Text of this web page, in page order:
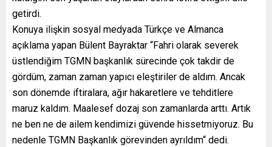
getirdi.
Konuya ilişkin sosyal medyada Türkçe ve Almanca
açıklama yapan Bülent Bayraktar “Fahri olarak severek
üstlendiğim TGMN başkanlık sürecinde çok takdir de
gördüm, zaman zaman yapıcı eleştiriler de aldım. Ancak
son dönemde iftiralara, ağır hakaretlere ve tehditlere
maruz kaldım. Maalesef dozaj son zamanlarda arttı. Artık
ne ben ne de ailem kendimizi güvende hissetmiyoruz. Bu
nedenle TGMN Başkanlık görevinden ayrıldım“ dedi.